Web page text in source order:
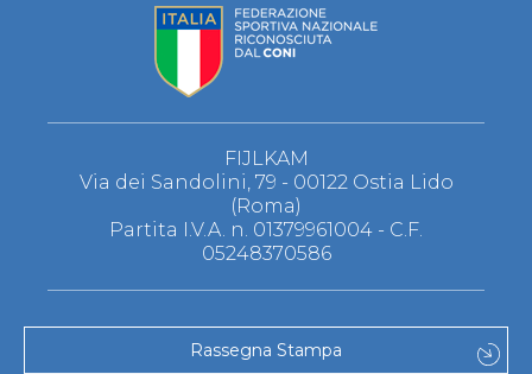
FIJLKAM
Via dei Sandolini, 79 - 00122 Ostia Lido
(Roma)
Partita I.V.A. n. 01379961004 - C.F.
05248370586
Rassegna Stampa